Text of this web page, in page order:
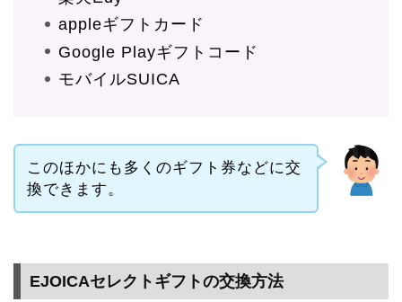
appleギフトカード
Google Playギフトコード
モバイルSUICA
このほかにも多くのギフト券などに交
換できます。
EJOICAセレクトギフトの交換方法